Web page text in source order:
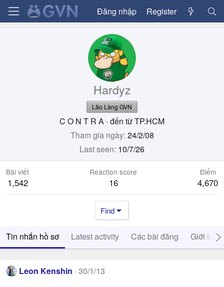
Đăng nhập Register
Hardyz
Lão Làng GVN
C O N T R A · đến từTP.HCM
Tham gia ngày 24/2/08
Last seen 10/7/26
Bài viết
1,542
Reaction score
16
Điểm
4,670
Find
Tin nhắn hồ sơ Latest activity Các bài đăng Giới thiệu
Leon Kenshin 30/1/13